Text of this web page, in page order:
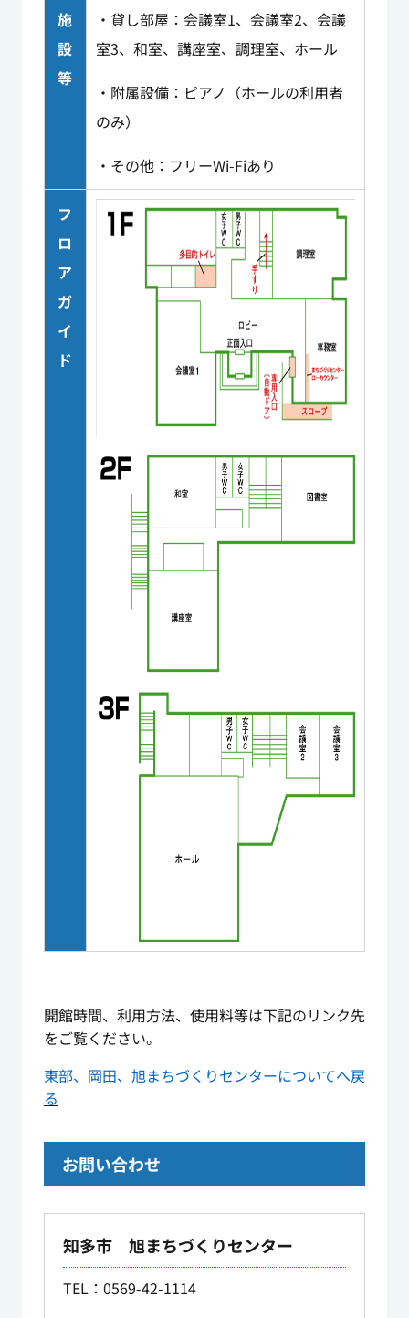
施
設
等
・貸し部屋：会議室1、会議室2、会議
室3、和室、講座室、調理室、ホール
・附属設備：ピアノ（ホールの利用者
のみ）
・その他：フリーWi-Fiあり
フ
ロ
ア
ガ
イ
ド
開館時間、利用方法、使用料等は下記のリンク先
をご覧ください。
東部、岡田、旭まちづくりセンターについてへ戻
る
お問い合わせ
知多市 旭まちづくりセンター
TEL：0569-42-1114